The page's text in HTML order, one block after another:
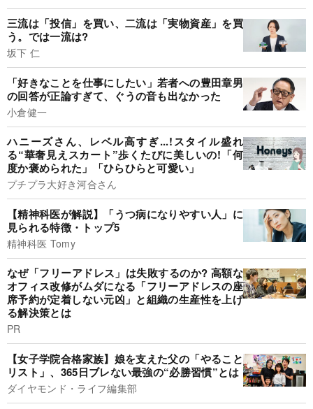
三流は「投信」を買い、二流は「実物資産」を買
う。では一流は?
坂下 仁
「好きなことを仕事にしたい」若者への豊田章男
の回答が正論すぎて、ぐうの音も出なかった
小倉健一
ハニーズさん、レベル高すぎ...!スタイル盛れ
る“華奢見えスカート”歩くたびに美しいの!「何
度か褒められた」「ひらひらと可愛い」
プチプラ大好き河合さん
【精神科医が解説】「うつ病になりやすい人」に
見られる特徴・トップ5
精神科医 Tomy
なぜ「フリーアドレス」は失敗するのか? 高額な
オフィス改修がムダになる「フリーアドレスの座
席予約が定着しない元凶」と組織の生産性を上げ
る解決策とは
PR
【女子学院合格家族】娘を支えた父の「やること
リスト」、365日ブレない最強の“必勝習慣”とは
ダイヤモンド・ライフ編集部